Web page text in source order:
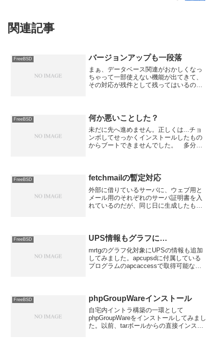
関連記事
FreeBSD バージョンアップも一段落
まぁ、データベース関連がおかしくなっ
ちゃって一部使えない機能が出てきて、
その対応が残件として残ってはいるので
FreeBSD4と言うこ...
FreeBSD 何か悪いことした？
未だに先へ進めません。正しくは...チョ
ンボしてせっかくインストールしたもの
からブートできませんでした。 多分チ
が... とりあえず...
FreeBSD fetchmailの暫定対応
外部に借りているサーバに、ウェブ用と
メール用のそれぞれのサーバ証明書を入
れているのだが、同じ日に生成したもの
っているの...
FreeBSD UPS情報もグラフに…
mrtgのグラフ化対象にUPSの情報も追加
してみました。apcupsdに付属している
プログラムのapcaccessで取得可能な情
FreeBSD phpGroupWareインストール
自宅内イントラ構築の一環として
phpGroupWareをインストールしてみまし
た。以前、tarボールからの直接インスト